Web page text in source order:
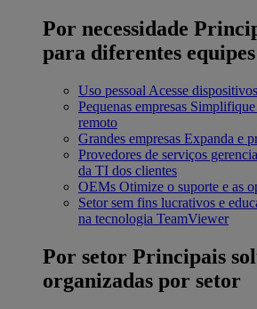
Por necessidade
para diferentes equipes
Uso pessoal Acesse
Pequenas empresas Simplifique
remoto
Grandes empresas Expanda e
Provedores de serviços
da TI dos clientes
OEMs Otimize o suporte e as
Setor sem fins lucrativos e
na tecnologia TeamViewer
Por setor Principais
organizadas por setor